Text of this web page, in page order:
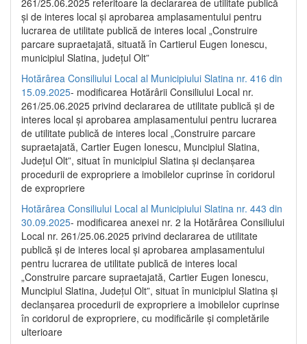
și de interes local și aprobarea amplasamentului pentru
lucrarea de utilitate publică de interes local „Construire
parcare supraetajată, situată în Cartierul Eugen Ionescu,
municipiul Slatina, județul Olt”
Hotărârea Consiliului Local al Municipiului Slatina nr. 416 din
15.09.2025- modificarea Hotărârii Consiliului Local nr.
261/25.06.2025 privind declararea de utilitate publică și de
interes local și aprobarea amplasamentului pentru lucrarea
de utilitate publică de interes local „Construire parcare
supraetajată, Cartier Eugen Ionescu, Muncipiul Slatina,
Județul Olt”, situat în municipiul Slatina și declanșarea
procedurii de expropriere a imobilelor cuprinse în coridorul
de expropriere
Hotărârea Consiliului Local al Municipiului Slatina nr. 443 din
30.09.2025- modificarea anexei nr. 2 la Hotărârea Consiliului
Local nr. 261/25.06.2025 privind declararea de utilitate
publică şi de interes local şi aprobarea amplasamentului
pentru lucrarea de utilitate publică de interes local
„Construire parcare supraetajată, Cartier Eugen Ionescu,
Muncipiul Slatina, Judeţul Olt”, situat în municipiul Slatina şi
declanşarea procedurii de expropriere a imobilelor cuprinse
în coridorul de expropriere, cu modificările şi completările
ulterioare